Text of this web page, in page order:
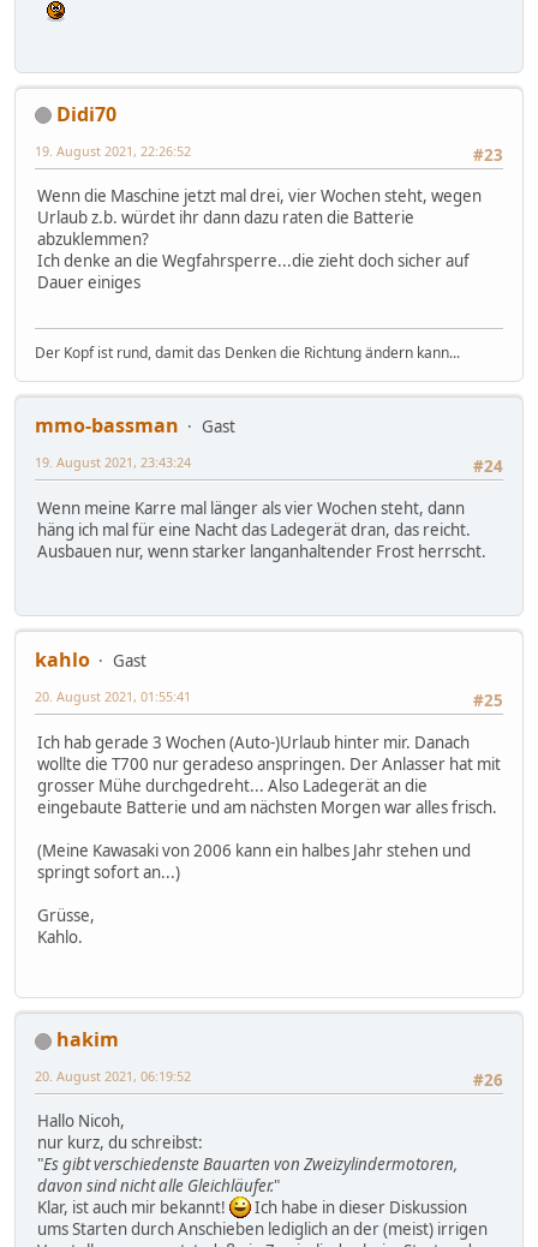
Didi70
#23
19. August 2021, 22:26:52
Wenn die Maschine jetzt mal drei, vier Wochen steht, wegen
Urlaub z.b. würdet ihr dann dazu raten die Batterie
abzuklemmen?
Ich denke an die Wegfahrsperre...die zieht doch sicher auf
Dauer einiges
Der Kopf ist rund, damit das Denken die Richtung ändern kann...
mmo-bassman
Gast
#24
19. August 2021, 23:43:24
Wenn meine Karre mal länger als vier Wochen steht, dann
häng ich mal für eine Nacht das Ladegerät dran, das reicht.
Ausbauen nur, wenn starker langanhaltender Frost herrscht.
kahlo
Gast
#25
20. August 2021, 01:55:41
Ich hab gerade 3 Wochen (Auto-)Urlaub hinter mir. Danach
wollte die T700 nur geradeso anspringen. Der Anlasser hat mit
grosser Mühe durchgedreht... Also Ladegerät an die
eingebaute Batterie und am nächsten Morgen war alles frisch.
(Meine Kawasaki von 2006 kann ein halbes Jahr stehen und
springt sofort an...)
Grüsse,
Kahlo.
hakim
#26
20. August 2021, 06:19:52
Hallo Nicoh,
nur kurz, du schreibst:
"Es gibt verschiedenste Bauarten von Zweizylindermotoren,
davon sind nicht alle Gleichläufer."
Klar, ist auch mir bekannt!
Ich habe in dieser Diskussion
ums Starten durch Anschieben lediglich an der (meist) irrigen